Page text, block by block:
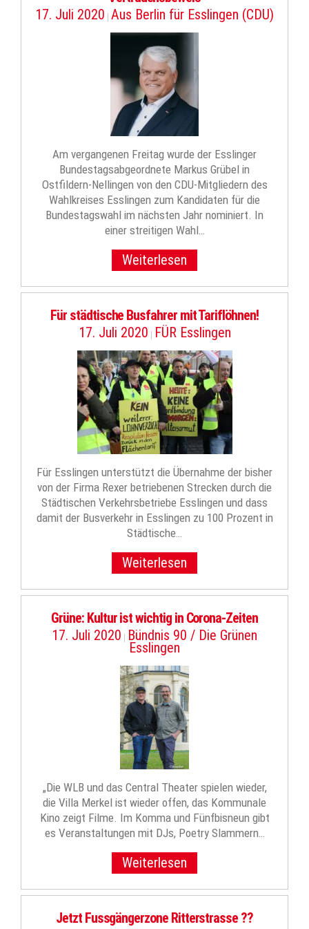
17. Juli 2020 | Aus Berlin für Esslingen (CDU)
Am vergangenen Freitag wurde der Esslinger
Bundestagsabgeordnete Markus Grübel in
Ostfildern-Nellingen von den CDU-Mitgliedern des
Wahlkreises Esslingen zum Kandidaten für die
Bundestagswahl im nächsten Jahr nominiert. In
einer streitigen Wahl…
Weiterlesen
Für städtische Busfahrer mit Tariflöhnen!
17. Juli 2020 | FÜR Esslingen
Für Esslingen unterstützt die Übernahme der bisher
von der Firma Rexer betriebenen Strecken durch die
Städtischen Verkehrsbetriebe Esslingen und dass
damit der Busverkehr in Esslingen zu 100 Prozent in
Städtische…
Weiterlesen
Grüne: Kultur ist wichtig in Corona-Zeiten
17. Juli 2020 | Bündnis 90 / Die Grünen
Esslingen
„Die WLB und das Central Theater spielen wieder,
die Villa Merkel ist wieder offen, das Kommunale
Kino zeigt Filme. Im Komma und Fünfbisneun gibt
es Veranstaltungen mit DJs, Poetry Slammern…
Weiterlesen
Jetzt Fussgängerzone Ritterstrasse ??